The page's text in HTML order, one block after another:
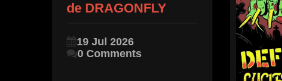
de DRAGONFLY
19 Jul 2026
0 Comments